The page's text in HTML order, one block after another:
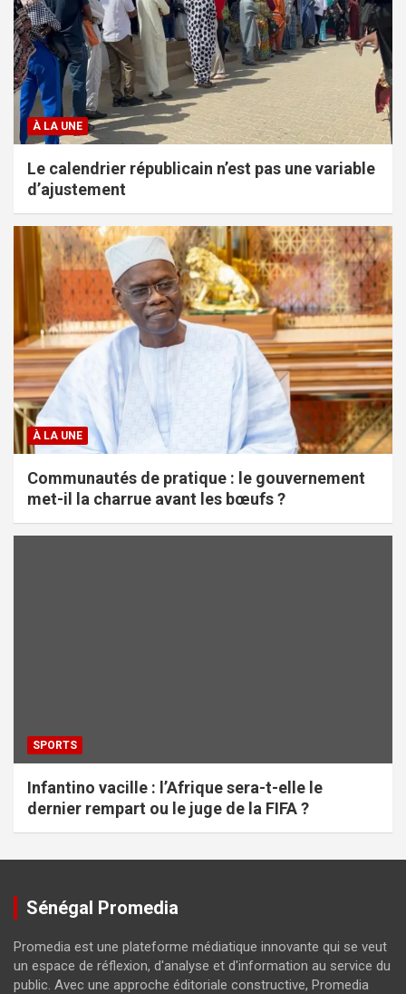
À LA UNE
Le calendrier républicain n’est pas une variable
d’ajustement
À LA UNE
Communautés de pratique : le gouvernement
met-il la charrue avant les bœufs ?
SPORTS
Infantino vacille : l’Afrique sera-t-elle le
dernier rempart ou le juge de la FIFA ?
Sénégal Promedia
Promedia est une plateforme médiatique innovante qui se veut
un espace de réflexion, d'analyse et d'information au service du
public. Avec une approche éditoriale constructive, Promedia